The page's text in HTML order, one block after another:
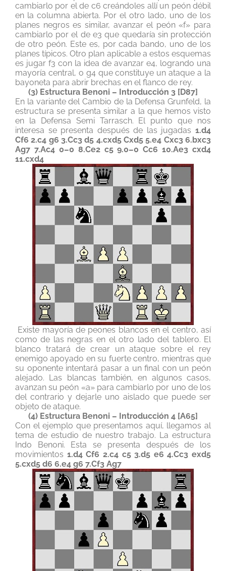
cambiarlo por el de c6 creándoles allí un peón débil
en la columna abierta. Por el otro lado, uno de los
planes negros es similar, avanzar el peón «f» para
cambiarlo por el de e3 que quedaría sin protección
de otro peón. Este es, por cada bando, uno de los
planes típicos. Otro plan aplicable a estos esquemas
es jugar f3 con la idea de avanzar e4, logrando una
mayoría central, o g4 que constituye un ataque a la
bayoneta para abrir brechas en el flanco de rey.
(3) Estructura Benoni – Introducción 3 [D87]
En la variante del Cambio de la Defensa Grunfeld, la
estructura se presenta similar a la que hemos visto
en la Defensa Semi Tarrasch. El punto que nos
interesa se presenta después de las jugadas1.d4
Cf6 2.c4 g6 3.Cc3 d5 4.cxd5 Cxd5 5.e4 Cxc3 6.bxc3
Ag7 7.Ac4 0–0 8.Ce2 c5 9.0–0 Cc6 10.Ae3 cxd4
11.cxd4
Existe mayoría de peones blancos en el centro, así
como de las negras en el otro lado del tablero. El
blanco tratará de crear un ataque sobre el rey
enemigo apoyado en su fuerte centro, mientras que
su oponente intentará pasar a un final con un peón
alejado. Las blancas también, en algunos casos,
avanzan su peón «a» para cambiarlo por uno de los
del contrario y dejarle uno aislado que puede ser
objeto de ataque.
(4) Estructura Benoni – Introducción 4 [A65]
Con el ejemplo que presentamos aquí, llegamos al
tema de estudio de nuestro trabajo. La estructura
Indo Benoni. Esta se presenta después de los
movimientos 1.d4 Cf6 2.c4 c5 3.d5 e6 4.Cc3 exd5
5.cxd5 d6 6.e4 g6 7.Cf3 Ag7